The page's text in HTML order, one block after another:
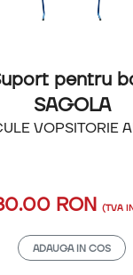
pentru
SAGOLA
VOPSITORIE
RON(TVA
ADAUGA IN COS